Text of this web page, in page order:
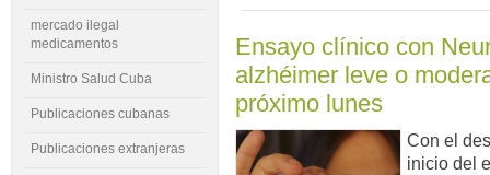
Ensayo clínico con
alzhéimer leve o
próximo lunes
Con el
inicio del
mercado ilegal
medicamentos
Ministro Salud Cuba
Publicaciones cubanas
Publicaciones extranjeras